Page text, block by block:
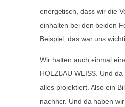
energetisch, dass wir die
einhalten bei den beiden
Beispiel, das war uns
Wir hatten auch einmal
HOLZBAU WEISS. Und
alles projektiert. Also ein
nachher. Und da haben